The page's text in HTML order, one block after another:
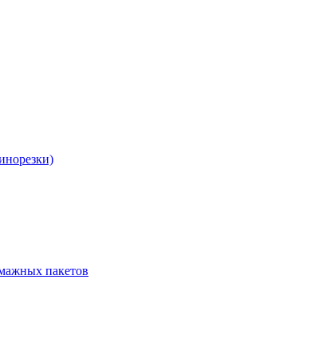
пакетов